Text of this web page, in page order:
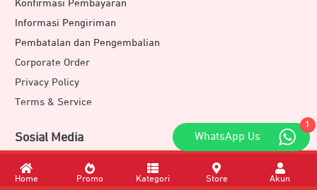
Konfirmasi Pembayaran
Informasi Pengiriman
Pembatalan dan Pengembalian
Corporate Order
Privacy Policy
Terms & Service
Sosial Media
Instagram
Threads
1
WhatsApp Us
Home Promo Kategori Store Akun